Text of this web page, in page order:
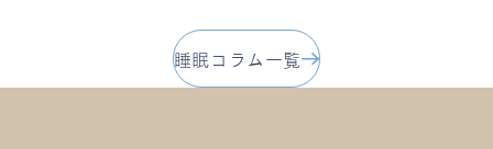
睡眠コラム一覧